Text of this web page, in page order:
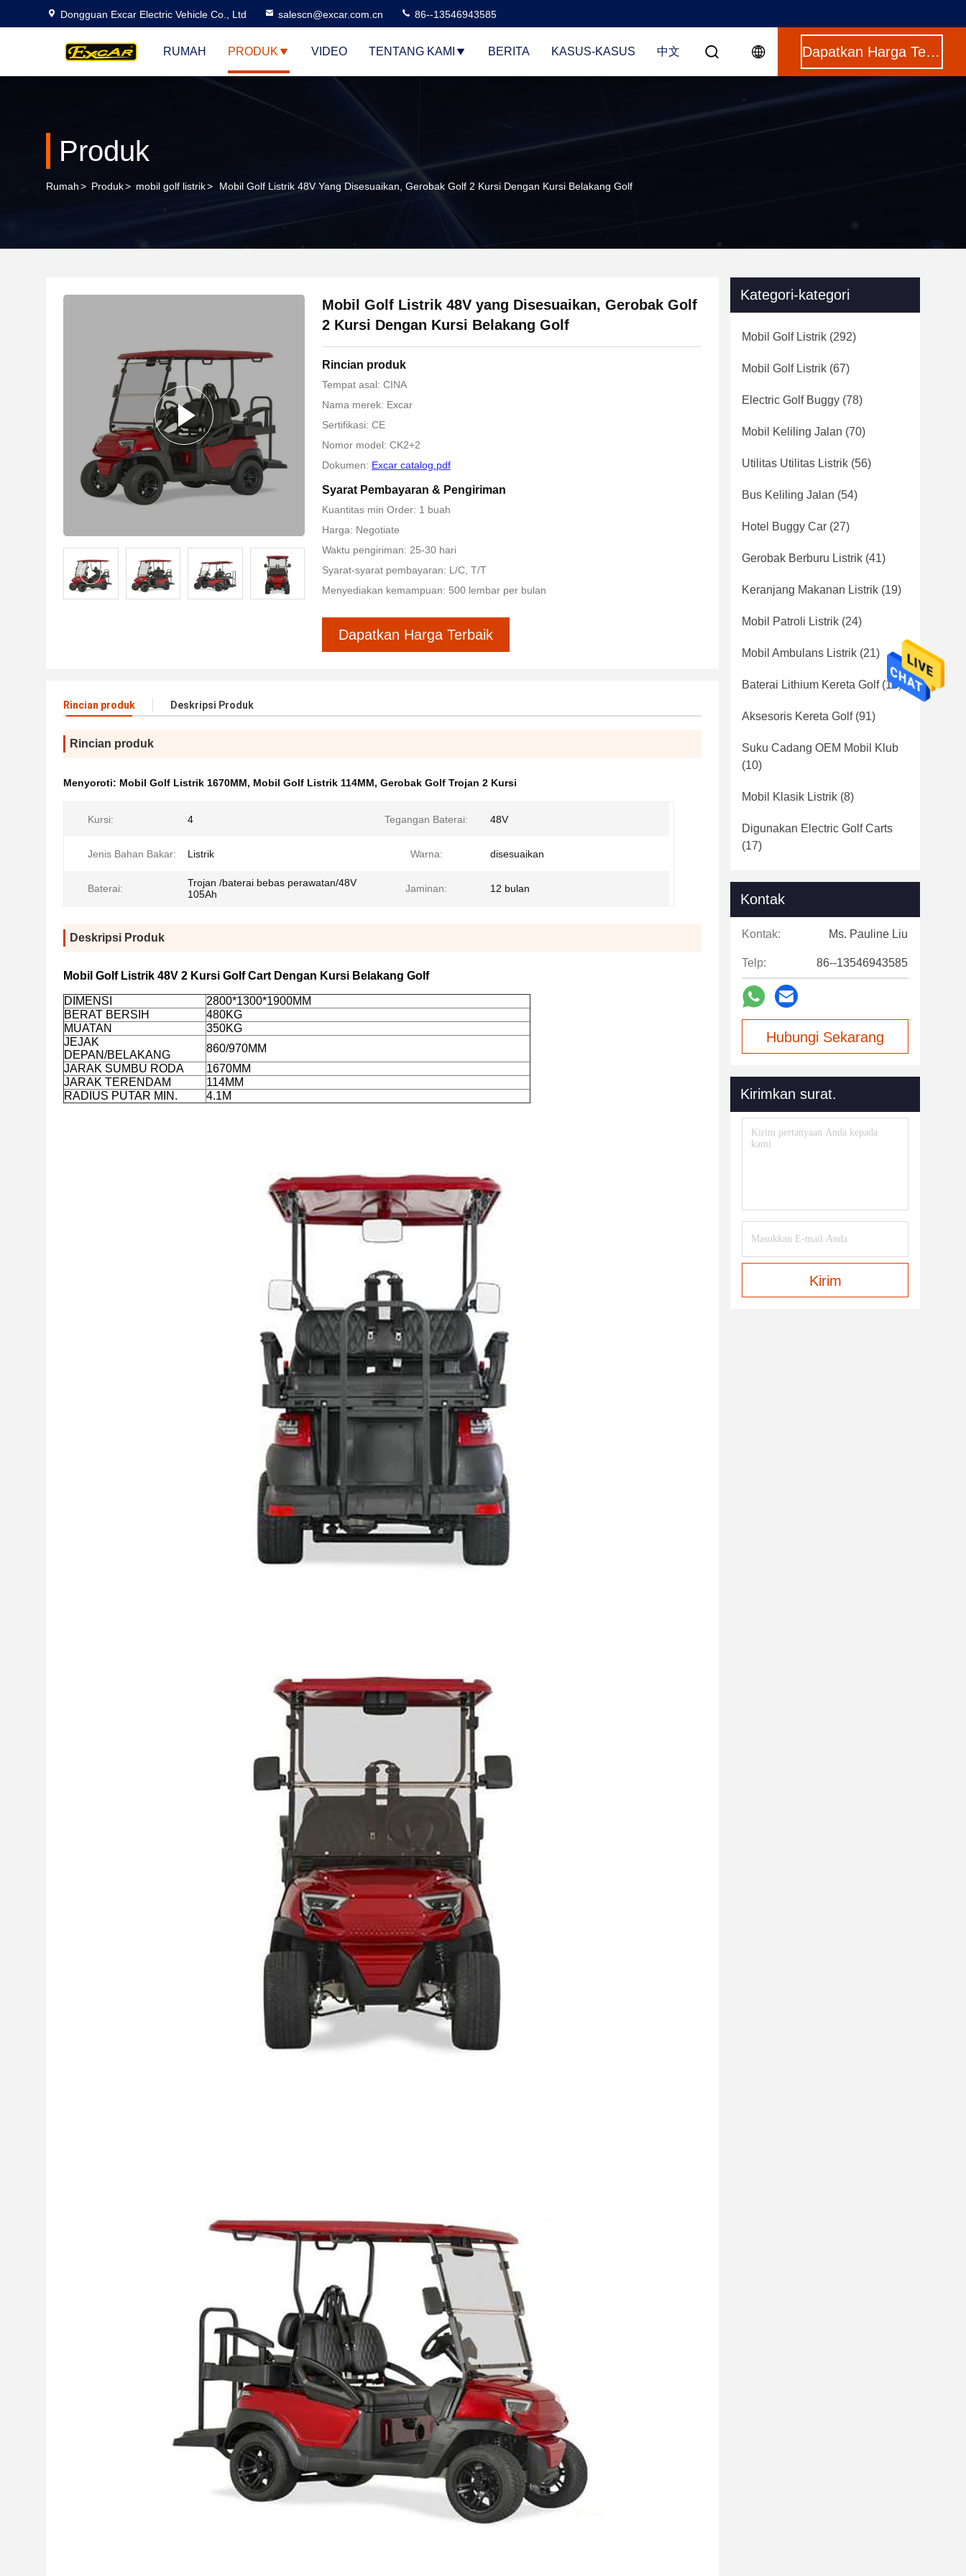
Dongguan Excar Electric Vehicle Co., Ltd salescn@excar.com.cn 86--13546943585
RUMAH PRODUK VIDEO TENTANG KAMI BERITA KASUS-KASUS 中文 Dapatkan Harga Terbaik
Produk
Rumah> Produk> mobil golf listrik> Mobil Golf Listrik 48V Yang Disesuaikan, Gerobak Golf 2 Kursi Dengan Kursi Belakang Golf
Mobil Golf Listrik 48V yang Disesuaikan, Gerobak Golf
2 Kursi Dengan Kursi Belakang Golf
Rincian produk
Tempat asal: CINA
Nama merek: Excar
Sertifikasi: CE
Nomor model: CK2+2
Dokumen: Excar catalog.pdf
Syarat Pembayaran & Pengiriman
Kuantitas min Order: 1 buah
Harga: Negotiate
Waktu pengiriman: 25-30 hari
Syarat-syarat pembayaran: L/C, T/T
Menyediakan kemampuan: 500 lembar per bulan
Dapatkan Harga Terbaik
Rincian produk Deskripsi Produk
Rincian produk
Menyoroti: Mobil Golf Listrik 1670MM, Mobil Golf Listrik 114MM, Gerobak Golf Trojan 2 Kursi
Kursi: 4 Tegangan Baterai: 48V
Jenis Bahan Bakar: Listrik Warna: disesuaikan
Baterai:
Trojan /baterai bebas perawatan/48V
105Ah
Jaminan: 12 bulan
Deskripsi Produk
Mobil Golf Listrik 48V 2 Kursi Golf Cart Dengan Kursi Belakang Golf
DIMENSI
2800*1300*1900MM
BERAT BERSIH
480KG
MUATAN
350KG
JEJAK
DEPAN/BELAKANG
860/970MM
JARAK SUMBU RODA
1670MM
JARAK TERENDAM
114MM
RADIUS PUTAR MIN.
4.1M
Kategori-kategori
Mobil Golf Listrik (292)
Mobil Golf Listrik (67)
Electric Golf Buggy (78)
Mobil Keliling Jalan (70)
Utilitas Utilitas Listrik (56)
Bus Keliling Jalan (54)
Hotel Buggy Car (27)
Gerobak Berburu Listrik (41)
Keranjang Makanan Listrik (19)
Mobil Patroli Listrik (24)
Mobil Ambulans Listrik (21)
Baterai Lithium Kereta Golf(16)
Aksesoris Kereta Golf(91)
Suku Cadang OEM Mobil Klub
(10)
Mobil Klasik Listrik (8)
Digunakan Electric Golf Carts
(17)
Kontak
Kontak: Ms. Pauline Liu
Telp: 86--13546943585
Hubungi Sekarang
Kirimkan surat.
Kirim